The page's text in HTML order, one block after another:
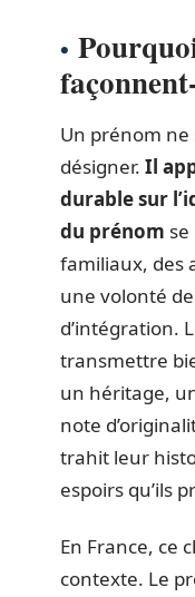
Un prénom ne
désigner. Il
durable sur
du prénom
familiaux, des
une volonté
d’intégration.
transmettre
un héritage,
note
trahit leur
espoirs qu’ils
En France, ce
contexte. Le